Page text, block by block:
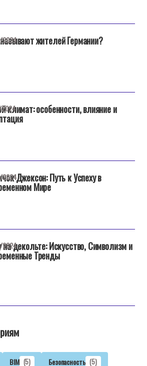
жителей Германии?
2024
климат: особенности, влияние и
2024
Джексон: Путь к Успеху в
Мире
2024
на декольте: Искусство, Символизм и
Тренды
2024
BIM (5) Безопасность (5)